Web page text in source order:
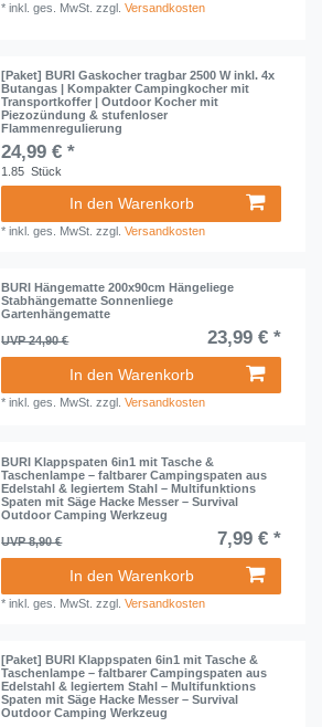
*inkl. ges. MwSt. zzgl.Versandkosten
[Paket] BURI Gaskocher tragbar 2500 W inkl. 4x
Butangas | Kompakter Campingkocher mit
Transportkoffer | Outdoor Kocher mit
Piezozündung & stufenloser
Flammenregulierung
24,99 € *
1.85 Stück
In den Warenkorb
*inkl. ges. MwSt. zzgl.Versandkosten
BURI Hängematte 200x90cm Hängeliege
Stabhängematte Sonnenliege
Gartenhängematte
UVP 24,90 €
23,99 € *
In den Warenkorb
*inkl. ges. MwSt. zzgl.Versandkosten
BURI Klappspaten 6in1 mit Tasche &
Taschenlampe – faltbarer Campingspaten aus
Edelstahl & legiertem Stahl – Multifunktions
Spaten mit Säge Hacke Messer – Survival
Outdoor Camping Werkzeug
UVP 8,90 €
7,99 € *
In den Warenkorb
*inkl. ges. MwSt. zzgl.Versandkosten
[Paket] BURI Klappspaten 6in1 mit Tasche &
Taschenlampe – faltbarer Campingspaten aus
Edelstahl & legiertem Stahl – Multifunktions
Spaten mit Säge Hacke Messer – Survival
Outdoor Camping Werkzeug